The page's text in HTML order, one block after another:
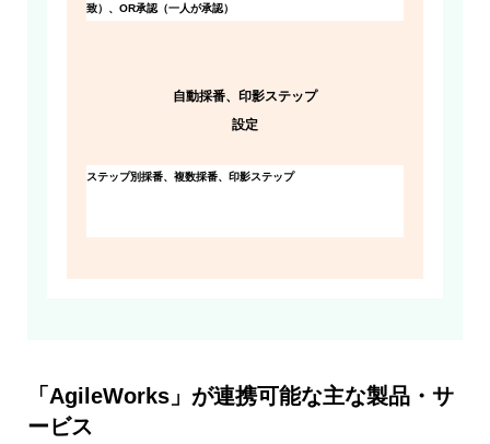
致）、OR承認（一人が承認）
自動採番、印影ステップ
設定
ステップ別採番、複数採番、印影ステップ
「AgileWorks」が連携可能な主な製品・サ
ービス